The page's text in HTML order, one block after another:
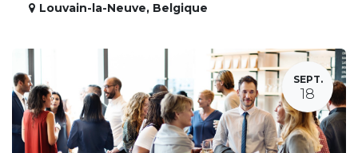
Louvain-la-Neuve, Belgique
SEPT.
18